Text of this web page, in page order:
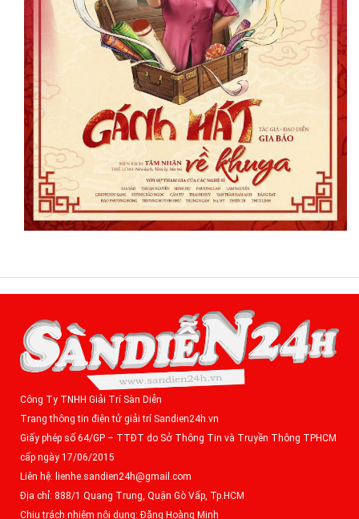
Công Ty TNHH Giải Trí Sàn Diễn
Trang thông tin điện tử giải trí Sandien24h.vn
Giấy phép số 64/GP – TTĐT do Sở Thông Tin và Truyền Thông TPHCM
cấp ngày 17/06/2015
Liên hệ: lienhe.sandien24h@gmail.com
Địa chỉ: 888/1 Quang Trung, Quận Gò Vấp, Tp.HCM
Chịu trách nhiệm nội dung: Đặng Hoàng Minh